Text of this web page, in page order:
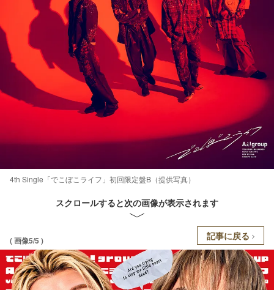
4th Single「でこぼこライフ」初回限定盤B（提供写真）
スクロールすると次の画像が表示されます
( 画像5/5 ) 記事に戻る